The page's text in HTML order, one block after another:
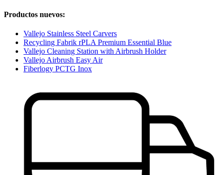
Productos nuevos:
Vallejo Stainless Steel Carvers
Recycling Fabrik rPLA Premium Essential Blue
Vallejo Cleaning Station with Airbrush Holder
Vallejo Airbrush Easy Air
Fiberlogy PCTG Inox